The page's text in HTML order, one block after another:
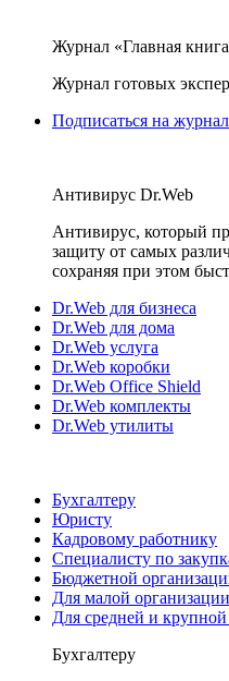
Журнал «Главная
Журнал готовых
Подписаться на журнал
Антивирус Dr.Web
Антивирус, который
защиту от самых
сохраняя при этом
Dr.Web для бизнеса
Dr.Web для дома
Dr.Web услуга
Dr.Web коробки
Dr.Web Office Shield
Dr.Web комплекты
Dr.Web утилиты
Бухгалтеру
Юристу
Кадровому работнику
Специалисту по
Бюджетной
Для малой организации
Для средней и
Бухгалтеру